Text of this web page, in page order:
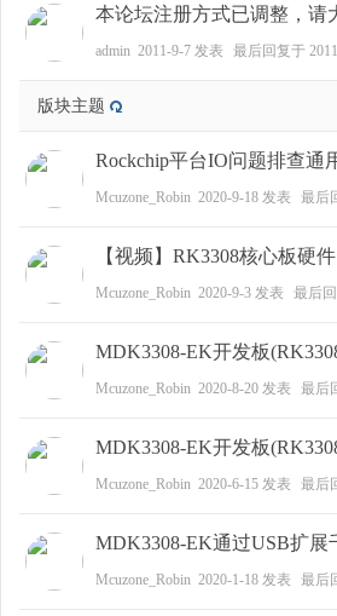
本论坛注册方式已调整，请
admin 2011-9-7 发表 最后回复于
版块主题
Rockchip平台IO问题排查通
Mcuzone_Robin 2020-9-18 发表 最后
【视频】RK3308核心板硬
Mcuzone_Robin 2020-9-3 发表 最后
MDK3308-EK开发板
Mcuzone_Robin 2020-8-20 发表 最后
MDK3308-EK开发板
Mcuzone_Robin 2020-6-15 发表 最后
MDK3308-EK通过USB扩展
Mcuzone_Robin 2020-1-18 发表 最后